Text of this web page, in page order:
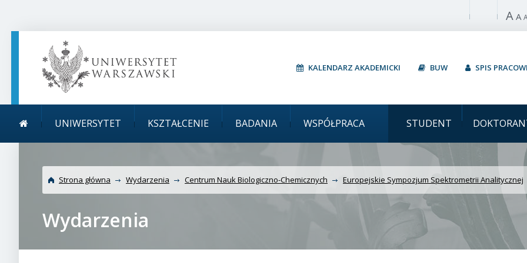
Włącz A A
KALENDARZ AKADEMICKI BUW SPIS
główne
UNIWERSYTET KSZTAŁCENIE BADANIA WSPÓŁPRACA STUDENT
Uniwersytet Warszawski Europejskie
Analitycznej
Strona główna Wydarzenia Centrum Nauk Biologiczno-Chemicznych Europejskie Sympozjum Spektrometrii Analitycznej
Wydarzenia